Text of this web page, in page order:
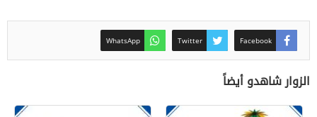
Facebook
Twitter
WhatsApp
الزوار شاهدو أيضاً